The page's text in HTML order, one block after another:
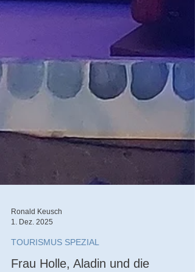
1. Dez. 2025
TOURISMUS SPEZIAL